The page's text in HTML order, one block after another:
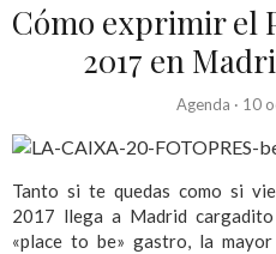
Cómo exprimir el
2017 en
Agenda · 10
Tanto si te quedas como si
2017 llega a Madrid cargadito
«place to be» gastro, la